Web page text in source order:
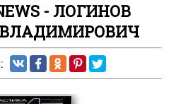
- ЛОГИНОВ